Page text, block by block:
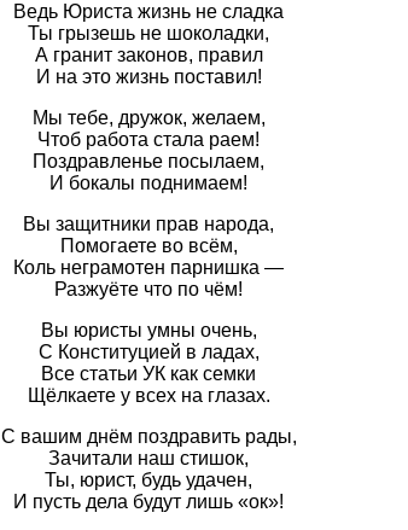
Ведь Юриста жизнь не сладка
Ты грызешь не шоколадки,
А гранит законов, правил
И на это жизнь поставил!
Мы тебе, дружок, желаем,
Чтоб работа стала раем!
Поздравленье посылаем,
И бокалы поднимаем!
Вы защитники прав народа,
Помогаете во всём,
Коль неграмотен парнишка —
Разжуёте что по чём!
Вы юристы умны очень,
С Конституцией в ладах,
Все статьи УК как семки
Щёлкаете у всех на глазах.
С вашим днём поздравить рады,
Зачитали наш стишок,
Ты, юрист, будь удачен,
И пусть дела будут лишь «ок»!